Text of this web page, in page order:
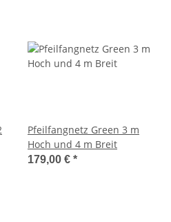
Pfeilfangnetz Green 3 m
Hoch und 4 m Breit
179,00 € *